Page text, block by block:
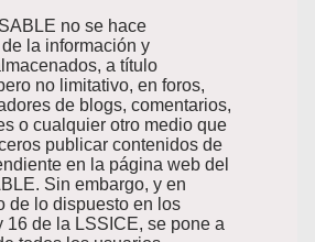
no se hace
la información y
a título
no limitativo, en foros,
de blogs, comentarios,
o cualquier otro medio que
publicar contenidos de
en la página web del
Sin embargo, y en
de lo dispuesto en los
16 de la LSSICE, se pone a